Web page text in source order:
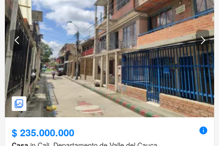
$ 235.000.000